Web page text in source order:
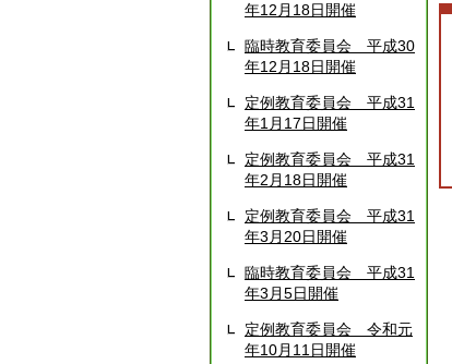
年12月18日開催
臨時教育委員会 平成30
年12月18日開催
定例教育委員会 平成31
年1月17日開催
定例教育委員会 平成31
年2月18日開催
定例教育委員会 平成31
年3月20日開催
臨時教育委員会 平成31
年3月5日開催
定例教育委員会 令和元
年10月11日開催